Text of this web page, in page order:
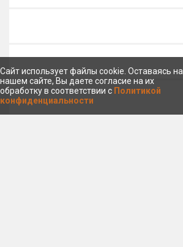
Сайт использует файлы cookie. Оставаясь на
нашем сайте, Вы даете согласие на их
обработку в соответствии с Политикой
конфиденциальности